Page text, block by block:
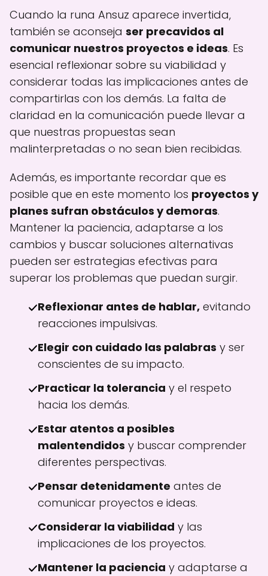
Cuando la runa Ansuz aparece invertida,
también se aconseja ser precavidos al
comunicar nuestros proyectos e ideas. Es
esencial reflexionar sobre su viabilidad y
considerar todas las implicaciones antes de
compartirlas con los demás. La falta de
claridad en la comunicación puede llevar a
que nuestras propuestas sean
malinterpretadas o no sean bien recibidas.
Además, es importante recordar que es
posible que en este momento los proyectos y
planes sufran obstáculos y demoras.
Mantener la paciencia, adaptarse a los
cambios y buscar soluciones alternativas
pueden ser estrategias efectivas para
superar los problemas que puedan surgir.
Reflexionar antes de hablar,evitando
reacciones impulsivas.
Elegir con cuidado las palabras y ser
conscientes de su impacto.
Practicar la tolerancia y el respeto
hacia los demás.
Estar atentos a posibles
malentendidos y buscar comprender
diferentes perspectivas.
Pensar detenidamente antes de
comunicar proyectos e ideas.
Considerar la viabilidad y las
implicaciones de los proyectos.
Mantener la paciencia y adaptarse a